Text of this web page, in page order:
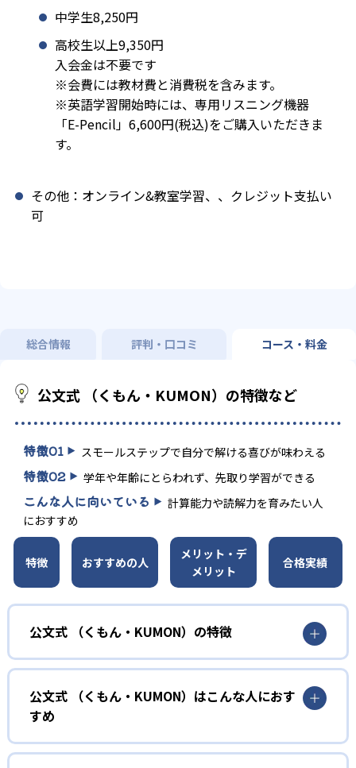
中学生8,250円
高校生以上9,350円
入会金は不要です
※会費には教材費と消費税を含みます。
※英語学習開始時には、専用リスニング機器
「E-Pencil」6,600円(税込)をご購入いただきま
す。
その他：オンライン&教室学習、、クレジット支払い
可
総合情報 評判・口コミ コース・料金
公文式 （くもん・KUMON）の特徴など
特徴01 スモールステップで自分で解ける喜びが味わえる
特徴02 学年や年齢にとらわれず、先取り学習ができる
こんな人に向いている
計算能力や読解力を育みたい人
におすすめ
特徴 おすすめの人
メリット・デ
メリット
合格実績
公文式 （くもん・KUMON）の特徴
01
無学年式の学力別学習
KUMONでは、年齢や学年にとらわれずに、一人ひとりの学
力に応じたレベルから学習を始めている。
確実に100点が取れるレベルから少しずつ難易度を上げてい
公文式 （くもん・KUMON）はこんな人におす
すめ
幼児